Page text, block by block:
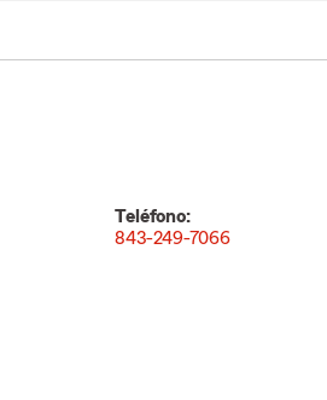
Teléfono:
843-249-7066